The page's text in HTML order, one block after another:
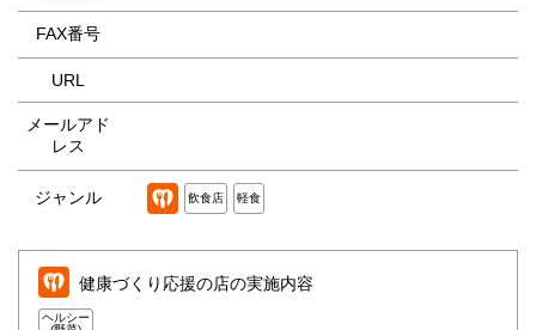
FAX番号
URL
メールアド
レス
ジャンル 飲食店 軽食
健康づくり応援の店の実施内容
ヘルシー